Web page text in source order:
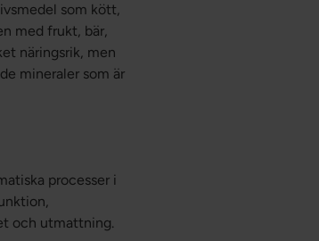
som kött,
med frukt, bär,
näringsrik, men
mineraler som är
processer i
och utmattning.